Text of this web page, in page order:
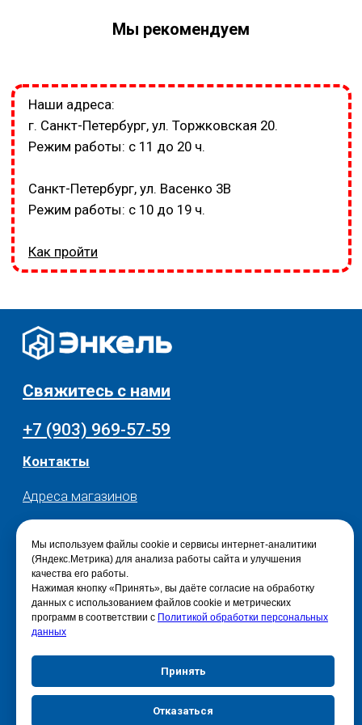
Мы используем файлы cookie и сервисы интернет-аналитики
(Яндекс.Метрика) для анализа работы сайта и улучшения
качества его работы.
Нажимая кнопку «Принять», вы даёте согласие на обработку
данных с использованием файлов cookie и метрических
программ в соответствии с Политикой обработки персональных
данных
Принять
Отказаться
Мы рекомендуем